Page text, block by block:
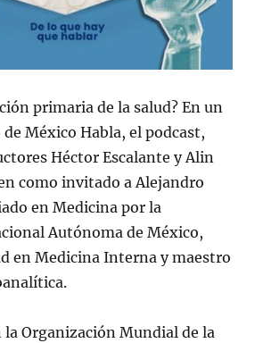
primaria de la salud? En un
México Habla, el podcast,
Héctor Escalante y Alin
como invitado a Alejandro
en Medicina por la
Autónoma de México,
en Medicina Interna y maestro
la Organización Mundial de la